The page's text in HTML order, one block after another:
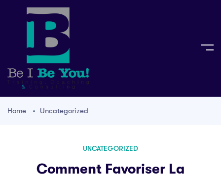
Home Uncategorized
UNCATEGORIZED
Comment Favoriser La